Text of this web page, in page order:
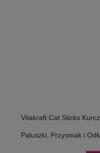
Vitakraft Cat Sticks
Paluszki, Przysmak i